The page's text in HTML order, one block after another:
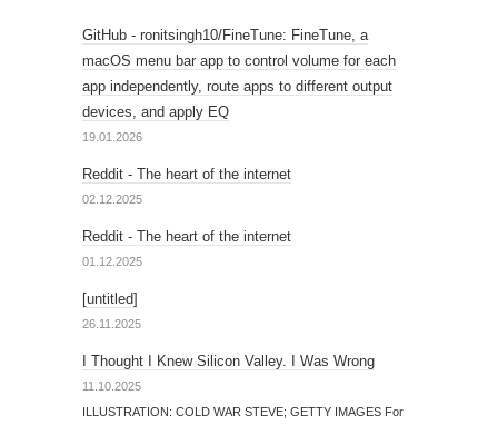
GitHub - ronitsingh10/FineTune: FineTune, a
macOS menu bar app to control volume for each
app independently, route apps to different output
devices, and apply EQ
19.01.2026
Reddit - The heart of the internet
02.12.2025
Reddit - The heart of the internet
01.12.2025
[untitled]
26.11.2025
I Thought I Knew Silicon Valley. I Was Wrong
11.10.2025
ILLUSTRATION: COLD WAR STEVE; GETTY IMAGES For